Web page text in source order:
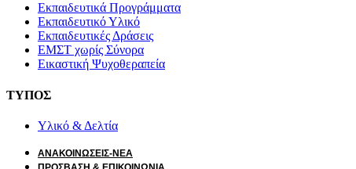
Εκπαιδευτικά Προγράμματα
Εκπαιδευτικό Υλικό
Εκπαιδευτικές Δράσεις
ΕΜΣΤ χωρίς Σύνορα
Εικαστική Ψυχοθεραπεία
ΤΥΠΟΣ
Υλικό & Δελτία
ΑΝΑΚΟΙΝΩΣΕΙΣ-ΝΕΑ